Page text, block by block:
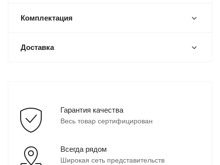
Комплектация
Доставка
Гарантия качества
Весь товар сертифицирован
Всегда рядом
Широкая сеть представительств